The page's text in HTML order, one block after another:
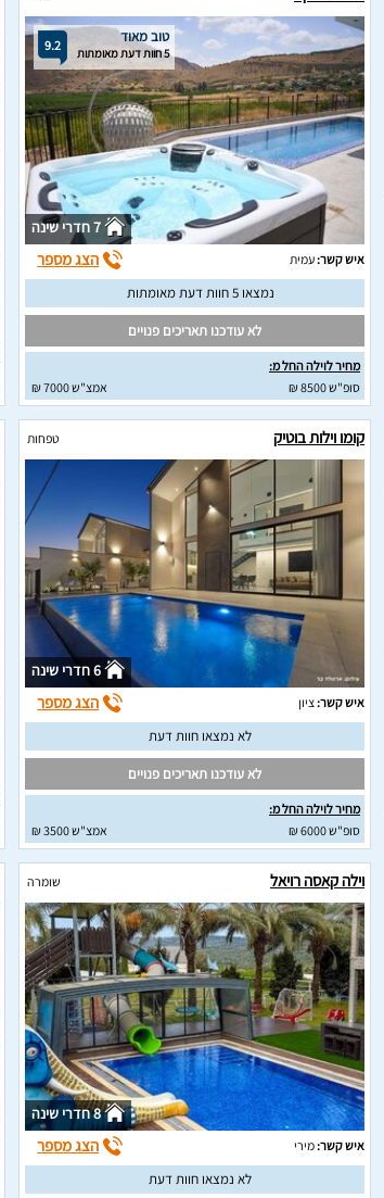
9.2 טוב מאוד
5 חוות דעת מאומתות
7 חדרי שינה
איש קשר:עמית הצג מספר
נמצאו 5 חוות דעת מאומתות
לא עודכנו תאריכים פנויים
מחיר לוילה החל מ:
סופ"ש 8500 ₪
אמצ"ש 7000 ₪
קומו וילות בוטיק טפחות
6 חדרי שינה
איש קשר:ציון הצג מספר
לא נמצאו חוות דעת
לא עודכנו תאריכים פנויים
מחיר לוילה החל מ:
סופ"ש 6000 ₪
אמצ"ש 3500 ₪
וילה קאסה רויאל שומרה
8 חדרי שינה
איש קשר:מירי הצג מספר
לא נמצאו חוות דעת